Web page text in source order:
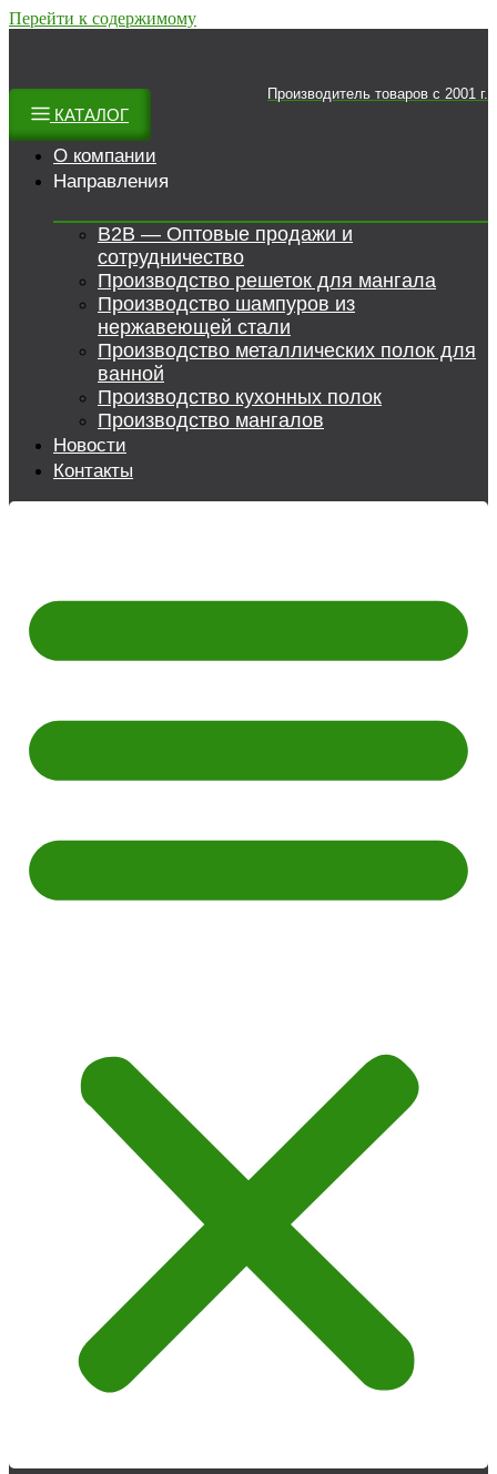
Перейти к содержимому
Производитель товаров c 2001 г.
КАТАЛОГ
О компании
Направления
B2B — Оптовые продажи и
сотрудничество
Производство решеток для мангала
Производство шампуров из
нержавеющей стали
Производство металлических полок для
ванной
Производство кухонных полок
Производство мангалов
Новости
Контакты